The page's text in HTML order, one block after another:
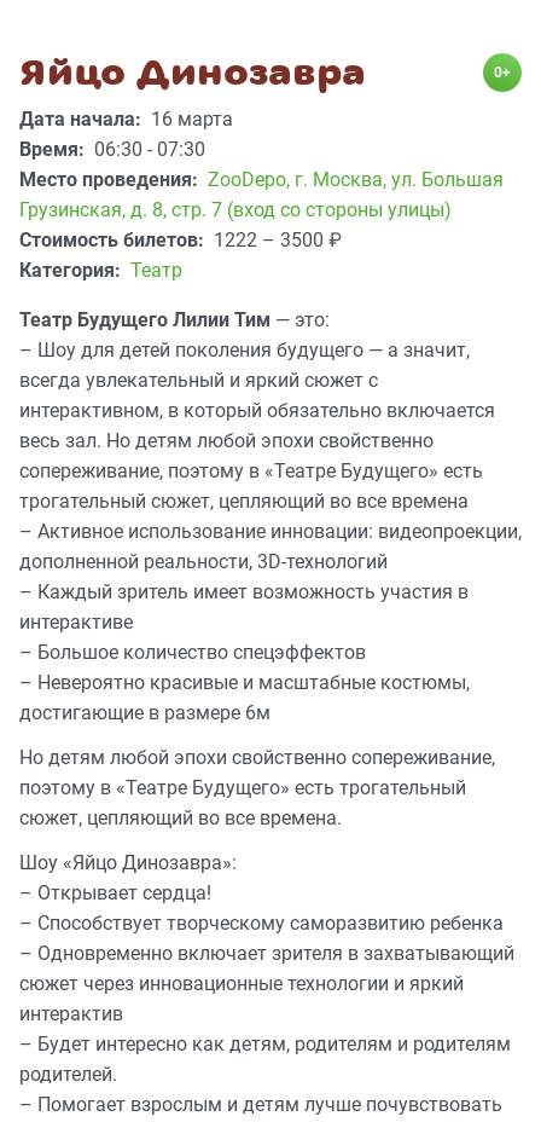
Яйцо Динозавра 0+
Дата начала: 16 марта
Время: 06:30 - 07:30
Место проведения: ZooDepo, г. Москва, ул. Большая
Грузинская, д. 8, стр. 7 (вход со стороны улицы)
Стоимость билетов: 1222 – 3500 ₽
Категория: Театр
Театр Будущего Лилии Тим — это:
– Шоу для детей поколения будущего — а значит,
всегда увлекательный и яркий сюжет с
интерактивном, в который обязательно включается
весь зал. Но детям любой эпохи свойственно
сопереживание, поэтому в «Театре Будущего» есть
трогательный сюжет, цепляющий во все времена
– Активное использование инновации: видеопроекции,
дополненной реальности, 3D-технологий
– Каждый зритель имеет возможность участия в
интерактиве
– Большое количество спецэффектов
– Невероятно красивые и масштабные костюмы,
достигающие в размере 6м
Но детям любой эпохи свойственно сопереживание,
поэтому в «Театре Будущего» есть трогательный
сюжет, цепляющий во все времена.
Шоу «Яйцо Динозавра»:
– Открывает сердца!
– Способствует творческому саморазвитию ребенка
– Одновременно включает зрителя в захватывающий
сюжет через инновационные технологии и яркий
интерактив
– Будет интересно как детям, родителям и родителям
родителей.
– Помогает взрослым и детям лучше почувствовать